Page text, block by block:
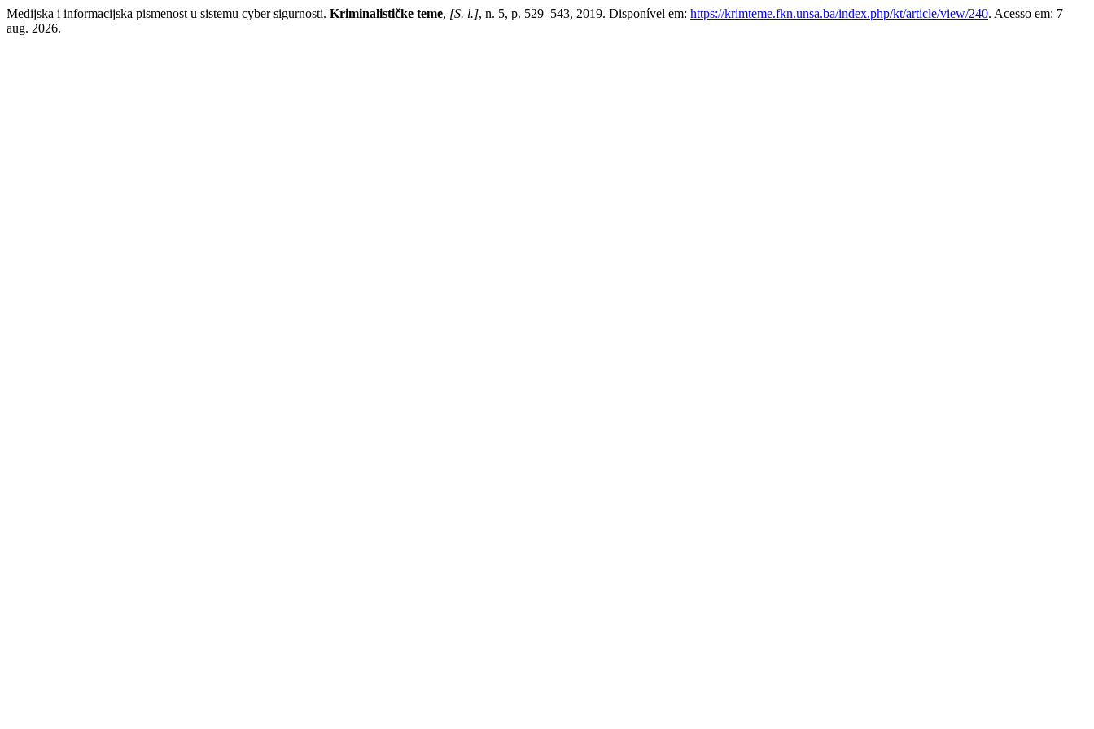
Medijska i informacijska pismenost u sistemu cyber sigurnosti. Kriminalističke teme, [S. l.], n. 5, p. 529–543, 2019. Disponível em: https://krimteme.fkn.unsa.ba/index.php/kt/article/view/240. Acesso em: 7
aug. 2026.